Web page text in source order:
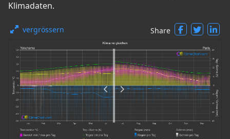
Klimadaten.
vergrössern Share